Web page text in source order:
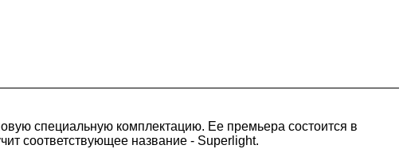
специальную комплектацию. Ее премьера состоится в
соответствующее название - Superlight.